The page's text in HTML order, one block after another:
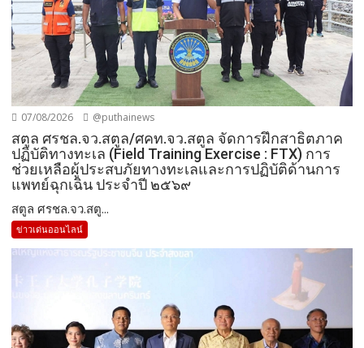
07/08/2026 @puthainews
สตูล ศรชล.จว.สตูล/ศคท.จว.สตูล จัดการฝึกสาธิตภาค
ปฏิบัติทางทะเล (Field Training Exercise : FTX) การ
ช่วยเหลือผู้ประสบภัยทางทะเลและการปฏิบัติด้านการ
แพทย์ฉุกเฉิน ประจำปี ๒๕๖๙
สตูล ศรชล.จว.สตู...
ข่าวเด่นออนไลน์